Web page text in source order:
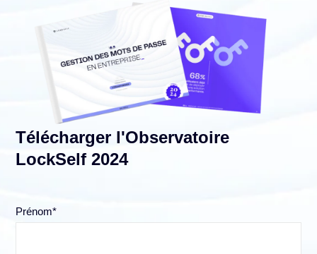
Télécharger l'Observatoire
LockSelf 2024
Prénom*